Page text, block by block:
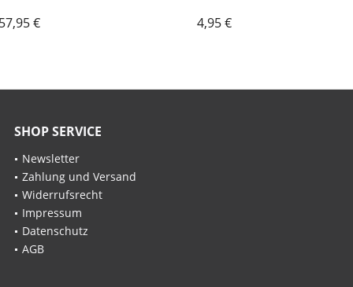
57,95 € 4,95 €
SHOP SERVICE
Newsletter
Zahlung und Versand
Widerrufsrecht
Impressum
Datenschutz
AGB